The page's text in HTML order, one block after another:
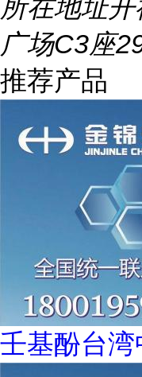
所在地址开
广场C3座
推荐产品
壬基酚台湾